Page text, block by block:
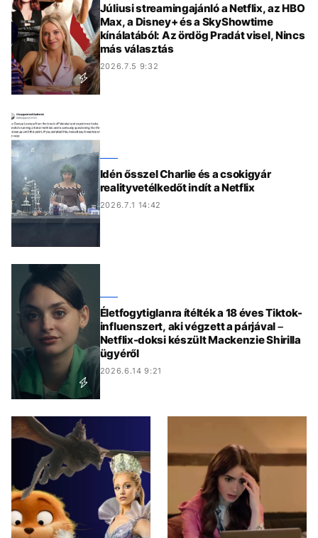
Júliusi streamingajánló a Netflix, az HBO
Max, a Disney+ és a SkyShowtime
kínálatából: Az ördög Pradát visel, Nincs
más választás
2026.7.5 9:32
Idén ősszel Charlie és a csokigyár
realityvetélkedőt indít a Netflix
2026.7.1 14:42
Életfogytiglanra ítélték a 18 éves Tiktok-
influenszert, aki végzett a párjával –
Netflix-doksi készült Mackenzie Shirilla
ügyéről
2026.6.14 9:21